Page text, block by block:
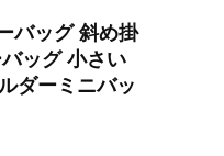
バッグ 斜め掛
ッグ 小さい
ダーミニバッ